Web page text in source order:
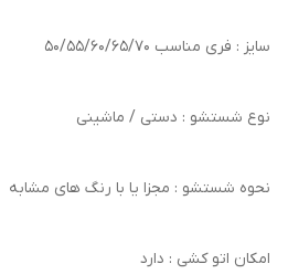
سایز : فری مناسب 50/55/60/65/70
نوع شستشو : دستی / ماشینی
نحوه شستشو : مجزا یا با رنگ های مشابه
امکان اتو کشی : دارد